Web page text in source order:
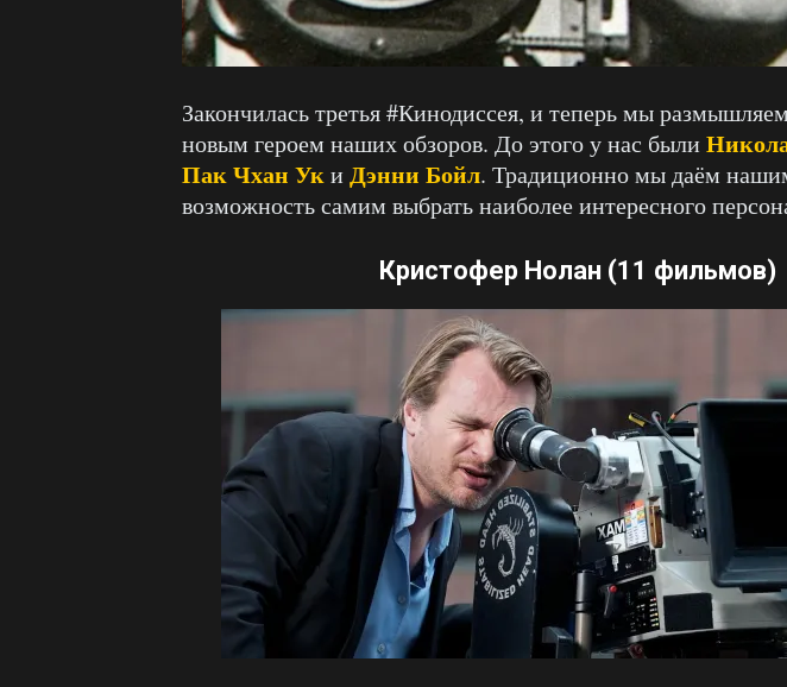
Закончилась третья #Кинодиссея, и теперь мы
новым героем наших обзоров. До этого у нас были
Пак Чхан Уки Дэнни Бойл. Традиционно мы даём
возможность самим выбрать наиболее интересного
Кристофер Нолан (11 фильмов)